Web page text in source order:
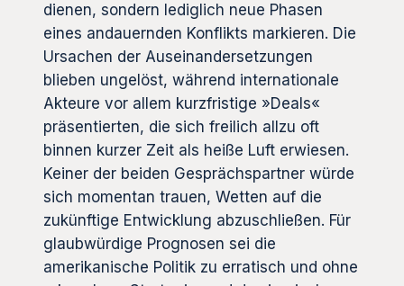
dienen, sondern lediglich neue Phasen
eines andauernden Konflikts markieren. Die
Ursachen der Auseinandersetzungen
blieben ungelöst, während internationale
Akteure vor allem kurzfristige »Deals«
präsentierten, die sich freilich allzu oft
binnen kurzer Zeit als heiße Luft erwiesen.
Keiner der beiden Gesprächspartner würde
sich momentan trauen, Wetten auf die
zukünftige Entwicklung abzuschließen. Für
glaubwürdige Prognosen sei die
amerikanische Politik zu erratisch und ohne